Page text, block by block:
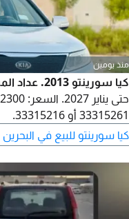
منذ يومين
33315261 أو 33315216.
كيا سورينتو للبيع في البحرين